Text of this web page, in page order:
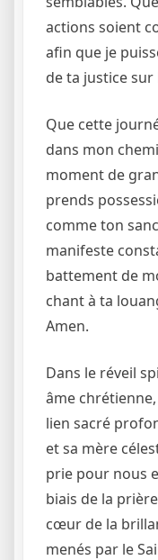
actions soient
afin que je
de ta justice sur
Que cette
dans mon
moment de
prends
comme ton
manifeste
battement de
chant à ta
Amen.
Dans le réveil
âme
lien sacré
et sa mère
prie pour nous
biais de la
cœur de la
menés par le